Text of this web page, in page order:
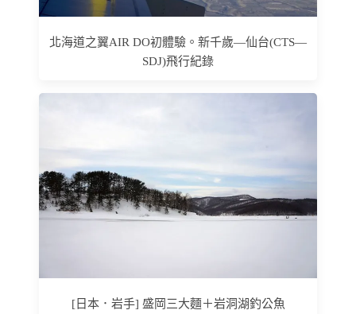
北海道之翼AIR DO初體驗。新千歲—仙台(CTS—
SDJ)飛行紀錄
[日本．岩手] 盛岡三大麵＋岩洞湖釣公魚